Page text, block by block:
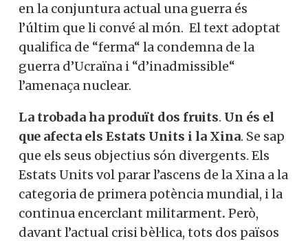
en la conjuntura actual una guerra és
l’últim que li convé al món. El text adoptat
qualifica de “ferma“ la condemna de la
guerra d’Ucraïna i “d’inadmissible“
l’amenaça nuclear.
La trobada ha produït dos fruits. Un és el
que afecta els Estats Units i la Xina. Se sap
que els seus objectius són divergents. Els
Estats Units vol parar l’ascens de la Xina a la
categoria de primera potència mundial, i la
continua encerclant militarment. Però,
davant l’actual crisi bèl·lica, tots dos països